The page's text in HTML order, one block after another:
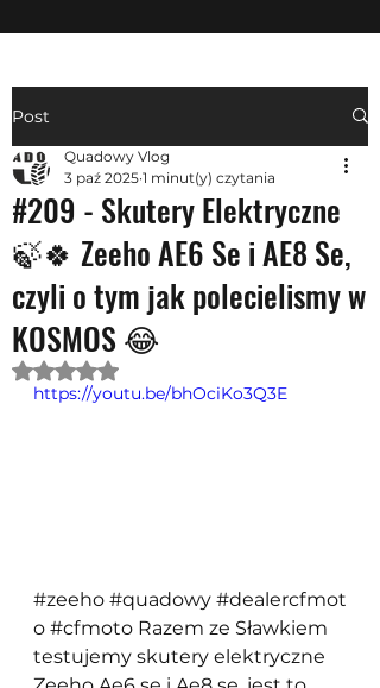
Post
#209 - Skutery Elektryczne
🍃🍀 Zeeho AE6 Se i AE8 Se,
czyli o tym jak polecielismy w
KOSMOS 😂
Quadowy Vlog
3 paź 2025 1 minut(y) czytania
Oceniono na NaN z 5 gwiazdek.
https://youtu.be/bhOciKo3Q3E
#zeeho #quadowy #dealercfmot
o #cfmoto Razem ze Sławkiem
testujemy skutery elektryczne